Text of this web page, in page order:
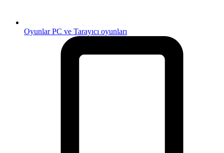
OyunlarPC ve Tarayıcı oyunları